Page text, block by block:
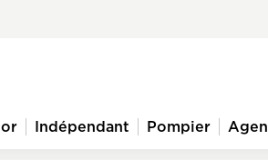
Indépendant Pompier